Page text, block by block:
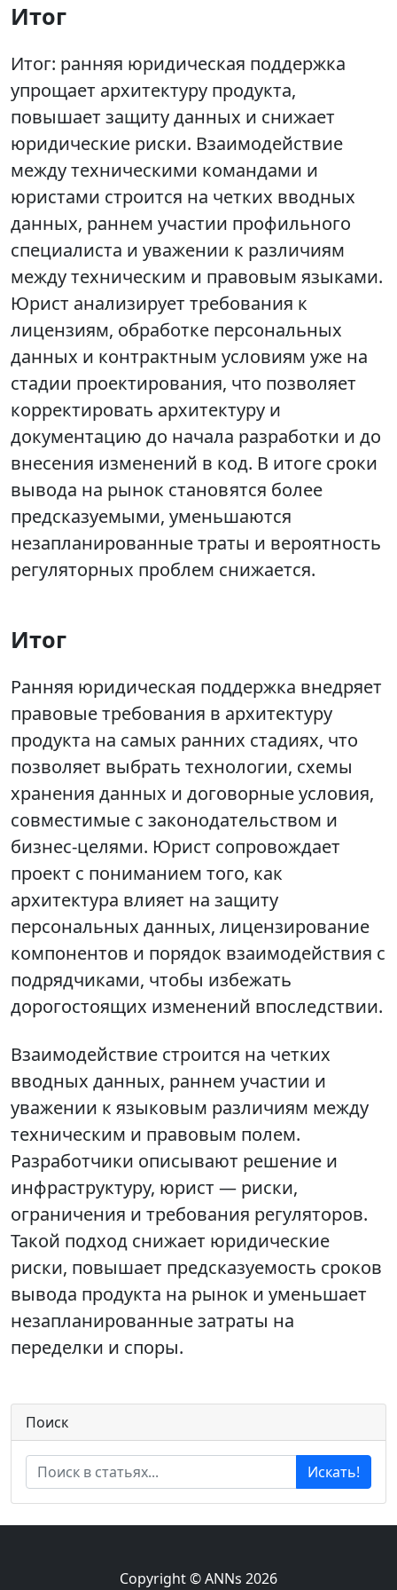
Итог
Итог: ранняя юридическая поддержка
упрощает архитектуру продукта,
повышает защиту данных и снижает
юридические риски. Взаимодействие
между техническими командами и
юристами строится на четких вводных
данных, раннем участии профильного
специалиста и уважении к различиям
между техническим и правовым языками.
Юрист анализирует требования к
лицензиям, обработке персональных
данных и контрактным условиям уже на
стадии проектирования, что позволяет
корректировать архитектуру и
документацию до начала разработки и до
внесения изменений в код. В итоге сроки
вывода на рынок становятся более
предсказуемыми, уменьшаются
незапланированные траты и вероятность
регуляторных проблем снижается.
Итог
Ранняя юридическая поддержка внедряет
правовые требования в архитектуру
продукта на самых ранних стадиях, что
позволяет выбрать технологии, схемы
хранения данных и договорные условия,
совместимые с законодательством и
бизнес-целями. Юрист сопровождает
проект с пониманием того, как
архитектура влияет на защиту
персональных данных, лицензирование
компонентов и порядок взаимодействия с
подрядчиками, чтобы избежать
дорогостоящих изменений впоследствии.
Взаимодействие строится на четких
вводных данных, раннем участии и
уважении к языковым различиям между
техническим и правовым полем.
Разработчики описывают решение и
инфраструктуру, юрист — риски,
ограничения и требования регуляторов.
Такой подход снижает юридические
риски, повышает предсказуемость сроков
вывода продукта на рынок и уменьшает
незапланированные затраты на
переделки и споры.
Поиск
Искать!
Copyright © ANNs 2026